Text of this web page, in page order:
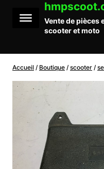
contenu
Vente de pièces
scooter et moto
Accueil / Boutique / scooter /